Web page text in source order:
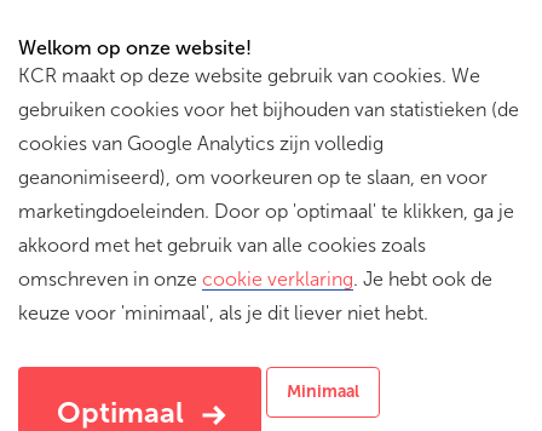
Welkom op onze website!
KCR maakt op deze website gebruik van cookies. We
gebruiken cookies voor het bijhouden van statistieken (de
cookies van Google Analytics zijn volledig
geanonimiseerd), om voorkeuren op te slaan, en voor
marketingdoeleinden. Door op 'optimaal' te klikken, ga je
akkoord met het gebruik van alle cookies zoals
omschreven in onze cookie verklaring. Je hebt ook de
keuze voor 'minimaal', als je dit liever niet hebt.
Optimaal
Minimaal
Rotterdams DNA
Maak je eigen ets met het thema reizen,
reisverhalen en familieverhalen